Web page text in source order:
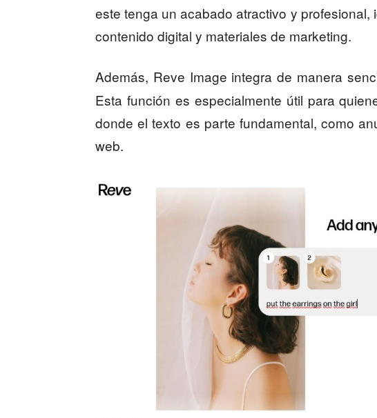
este tenga un acabado atractivo y
contenido digital y materiales de marketing.
Además, Reve Image integra de manera
Esta función es especialmente útil para
donde el texto es parte fundamental, como
web.